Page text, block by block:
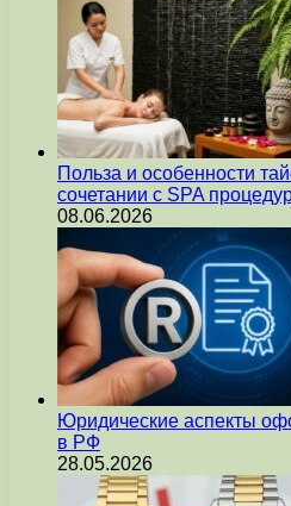
Польза и особенности
сочетании с SPA
08.06.2026
Юридические аспекты
в РФ
28.05.2026